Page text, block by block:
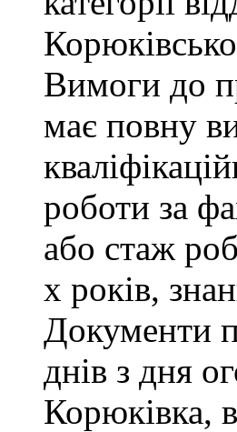
Вимоги до
має повну
роботи за
або стаж
х років,
Документи
днів з дня
Корюківка,